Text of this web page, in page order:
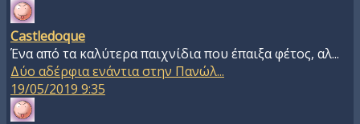
Castledoque
Ένα από τα καλύτερα παιχνίδια που έπαιξα φέτος, αλ...
Δύο αδέρφια ενάντια στην Πανώλ...
19/05/2019 9:35